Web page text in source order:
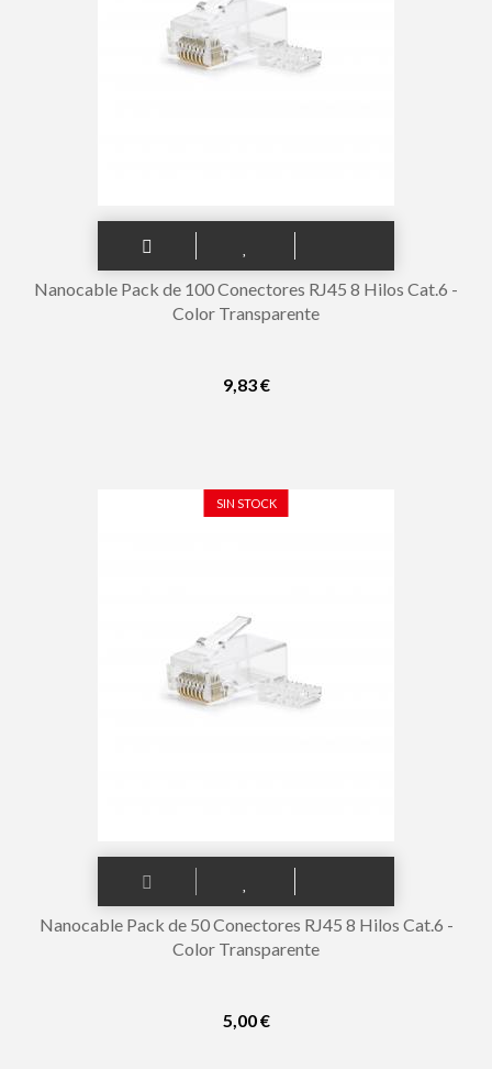
Nanocable Pack de 100 Conectores RJ45 8 Hilos Cat.6 -
Color Transparente
9,83 €
SIN STOCK
Nanocable Pack de 50 Conectores RJ45 8 Hilos Cat.6 -
Color Transparente
5,00 €